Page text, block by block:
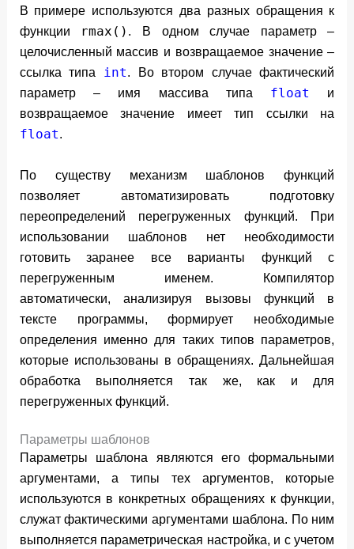
В примере используются два разных обращения к
функции
rmax() . В одном случае параметр –
целочисленный массив и возвращаемое значение –
ссылка типа int. Во втором случае фактический
параметр – имя массива типа float
и
возвращаемое значение имеет тип ссылки на
float.
По существу механизм шаблонов функций
позволяет автоматизировать подготовку
переопределений перегруженных функций. При
использовании шаблонов нет необходимости
готовить заранее все варианты функций с
перегруженным именем. Компилятор
автоматически, анализируя вызовы функций в
тексте программы, формирует необходимые
определения именно для таких типов параметров,
которые использованы в обращениях. Дальнейшая
обработка выполняется так же, как и для
перегруженных функций.
Параметры шаблонов
Параметры шаблона являются его формальными
аргументами, а типы тех аргументов, которые
используются в конкретных обращениях к функции,
служат фактическими аргументами шаблона. По ним
выполняется параметрическая настройка, и с учетом